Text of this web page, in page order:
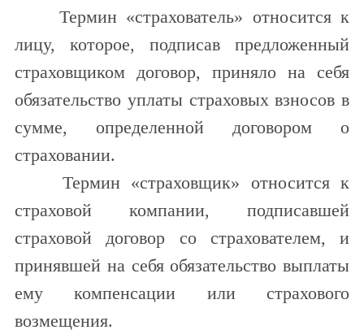
Термин «страхователь» относится к
лицу, которое, подписав предложенный
страховщиком договор, приняло на себя
обязательство уплаты страховых взносов в
сумме, определенной договором о
страховании.
Термин «страховщик» относится к
страховой компании, подписавшей
страховой договор со страхователем, и
принявшей на себя обязательство выплаты
ему компенсации или страхового
возмещения.